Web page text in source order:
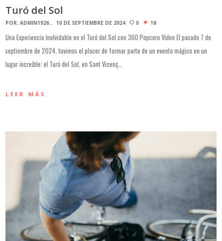
Turó del Sol
POR:ADMIN1926 10 DE SEPTIEMBRE DE 2024 0 18
Una Experiencia Inolvidable en el Turó del Sol con 360 Popcorn Video El pasado 7 de
septiembre de 2024, tuvimos el placer de formar parte de un evento mágico en un
lugar increíble: el Turó del Sol, en Sant Vicenç…
LEER MÁS